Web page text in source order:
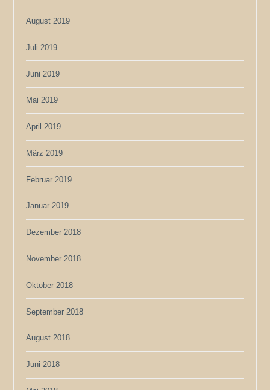
August 2019
Juli 2019
Juni 2019
Mai 2019
April 2019
März 2019
Februar 2019
Januar 2019
Dezember 2018
November 2018
Oktober 2018
September 2018
August 2018
Juni 2018